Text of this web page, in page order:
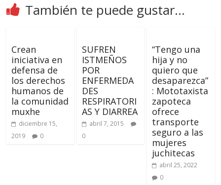
También te puede gustar...
Crean
iniciativa en
defensa de
los derechos
humanos de
la comunidad
muxhe
diciembre 15,
2019
0
SUFREN
ISTMEÑOS
POR
ENFERMEDA
DES
RESPIRATORI
AS Y DIARREA
abril 7, 2015
0
“Tengo una
hija y no
quiero que
desaparezca”
: Mototaxista
zapoteca
ofrece
transporte
seguro a las
mujeres
juchitecas
abril 25, 2022
0